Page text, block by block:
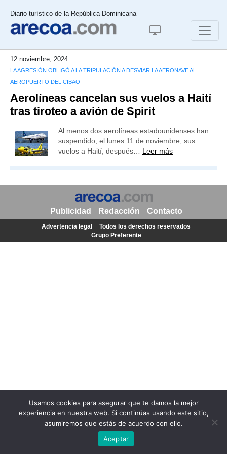
Diario turístico de la República Dominicana
12 noviembre, 2024
LA AGRESIÓN OBLIGÓ A LA TRIPULACIÓN A DESVIAR LA AERONAVE AL
AEROPUERTO DEL CIBAO
Aerolíneas cancelan sus vuelos a Haití
tras tiroteo a avión de Spirit
Al menos dos aerolíneas estadounidenses han
suspendido, el lunes 11 de noviembre, sus
vuelos a Haití, después… Leer más
Usamos cookies para asegurar que te damos la mejor
experiencia en nuestra web. Si continúas usando este sitio,
asumiremos que estás de acuerdo con ello.
Aceptar
Publicidad Redacción Contacto
Advertencia legal
Todos los derechos reservados
Grupo Preferente